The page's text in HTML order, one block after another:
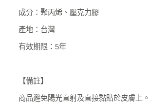
成分：聚丙烯、壓克力膠
產地：台灣
有效期限：5年
【備註】
商品避免陽光直射及直接黏貼於皮膚上。